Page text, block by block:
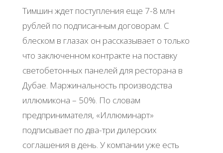
Тимшин ждет поступления еще 7-8 млн
рублей по подписанным договорам. С
блеском в глазах он рассказывает о только
что заключенном контракте на поставку
светобетонных панелей для ресторана в
Дубае. Маржинальность производства
иллюмикона – 50%. По словам
предпринимателя, «Иллюминарт»
подписывает по два-три дилерских
соглашения в день. У компании уже есть